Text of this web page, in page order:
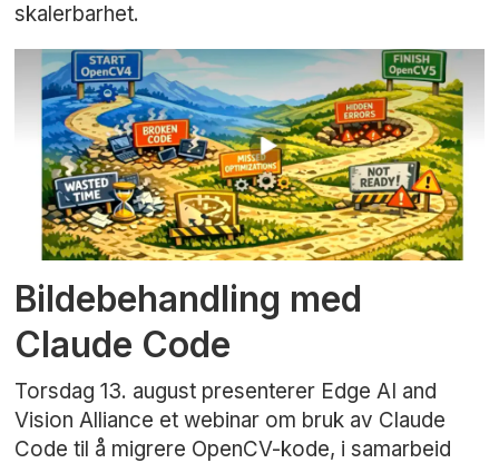
skalerbarhet.
Bildebehandling med
Claude Code
Torsdag 13. august presenterer Edge AI and
Vision Alliance et webinar om bruk av Claude
Code til å migrere OpenCV-kode, i samarbeid